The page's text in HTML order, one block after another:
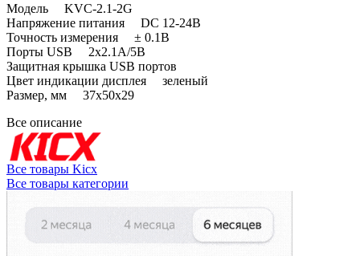
Модель KVC-2.1-2G
Напряжение питания DC 12-24В
Точность измерения ± 0.1B
Порты USB 2x2.1A/5В
Защитная крышка USB портов
Цвет индикации дисплея зеленый
Размер, мм 37x50x29
Все описание
Все товары Kicx
Все товары категории